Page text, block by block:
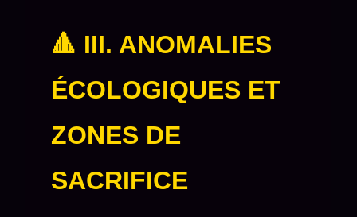
🔺 III. ANOMALIES
ÉCOLOGIQUES ET
ZONES DE
SACRIFICE